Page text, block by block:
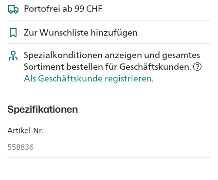
Portofrei ab99 CHF
Zur Wunschliste hinzufügen
Spezialkonditionen anzeigen und gesamtes
Sortiment bestellen für Geschäftskunden.
Als Geschäftskunde registrieren.
Spezifikationen
Artikel-Nr.
558836